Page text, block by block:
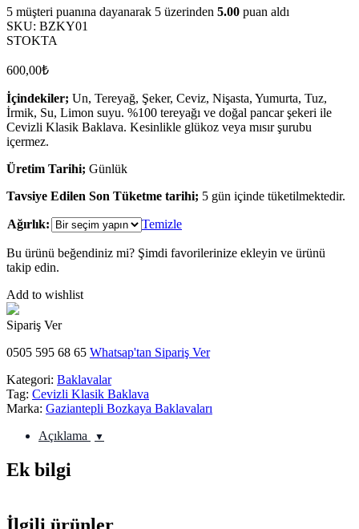
5 müşteri puanına dayanarak 5 üzerinden 5.00 puan aldı
SKU: BZKY01
STOKTA
600,00₺
İçindekiler; Un, Tereyağ, Şeker, Ceviz, Nişasta, Yumurta, Tuz,
İrmik, Su, Limon suyu. %100 tereyağı ve doğal pancar şekeri ile
Cevizli Klasik Baklava. Kesinlikle glükoz veya mısır şurubu
içermez.
Üretim Tarihi; Günlük
Tavsiye Edilen Son Tüketme tarihi; 5 gün içinde tüketilmektedir.
Ağırlık: Temizle
Bu ürünü beğendiniz mi? Şimdi favorilerinize ekleyin ve ürünü
takip edin.
Add to wishlist
Sipariş Ver
0505 595 68 65 Whatsap'tan Sipariş Ver
Kategori: Baklavalar
Tag: Cevizli Klasik Baklava
Marka: Gaziantepli Bozkaya Baklavaları
Açıklama
Ek bilgi
İlgili ürünler